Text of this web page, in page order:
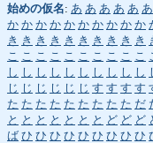
始めの仮名: あ あ あ あ あ あ
か か か か か か か か か か
き き き き き き き き き き
こ こ こ こ こ こ こ こ こ こ
し し し し し し し し し し
じ じ じ じ じ じ す す す す
た た た た た た た た た だ
と と と と と と と ど ど ど
ば ひ ひ ひ ひ ひ ひ ひ ひ ひ